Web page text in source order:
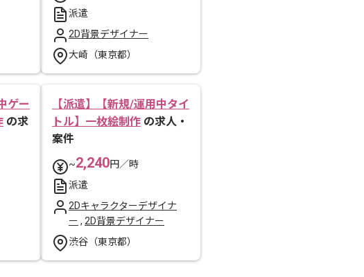
派遣
2D背景デザイナー
大崎（東京都）
ゲー
の求
【派遣】【新規/運用中タイ
トル】一枚絵制作 の求人・
案件
~2,240円／時
派遣
2Dキャラクターデザイナ
ー , 2D背景デザイナー
渋谷（東京都）